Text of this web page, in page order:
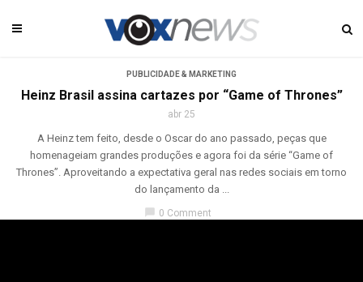
PUBLICIDADE & MARKETING
Heinz Brasil assina cartazes por “Game of Thrones”
abr 25
A Heinz tem feito, desde o Oscar do ano passado, peças que
homenageiam grandes produções e agora foi da série “Game of
Thrones”. Aproveitando a expectativa geral nas redes sociais em torno
do lançamento da ...
chat_bubble 0 Comment